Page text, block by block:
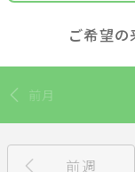
掲載のご案内
ご希望
前月
前週